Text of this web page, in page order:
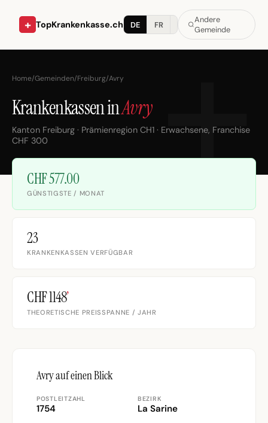
+ TopKrankenkasse.ch DE FR
Andere
Gemeinde
Home/Gemeinden/Freiburg/Avry
Krankenkassen inAvry
Kanton Freiburg · Prämienregion CH1 · Erwachsene, Franchise
CHF 300
CHF 577.00
GÜNSTIGSTE / MONAT
23
KRANKENKASSEN VERFÜGBAR
CHF 1148’
THEORETISCHE PREISSPANNE / JAHR
Avry auf einen Blick
POSTLEITZAHL
1754
BEZIRK
La Sarine